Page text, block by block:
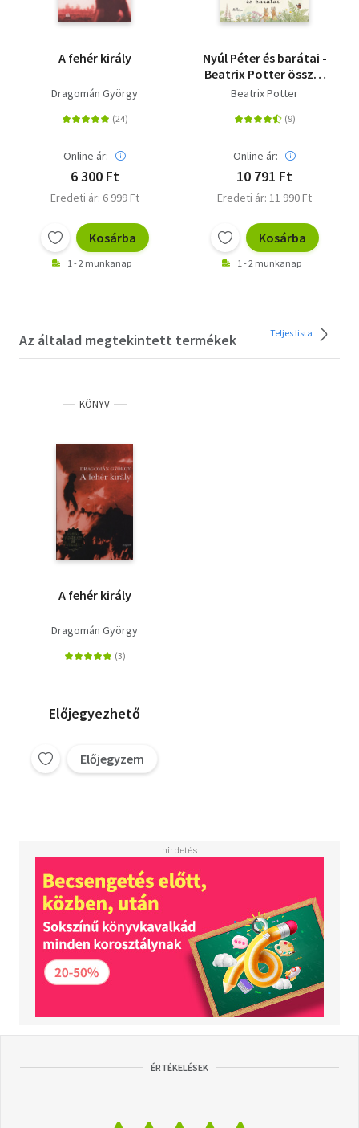
A fehér király
Dragomán György
Online ár:
6 300 Ft
Eredeti ár: 6 999 Ft
Kosárba
1 - 2 munkanap
Nyúl Péter és barátai -
Beatrix Potter összes
meséje
Beatrix Potter
Online ár:
10 791 Ft
Eredeti ár: 11 990 Ft
Kosárba
1 - 2 munkanap
Az általad megtekintett termékek Teljes lista
KÖNYV
A fehér király
Dragomán György
Előjegyezhető
Előjegyzem
ÉRTÉKELÉSEK